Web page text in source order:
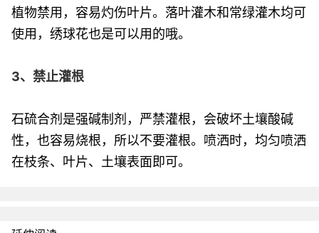
植物禁用，容易灼伤叶片。落叶灌木和常绿灌木均可
使用，绣球花也是可以用的哦。
3、禁止灌根
石硫合剂是强碱制剂，严禁灌根，会破坏土壤酸碱
性，也容易烧根，所以不要灌根。喷洒时，均匀喷洒
在枝条、叶片、土壤表面即可。